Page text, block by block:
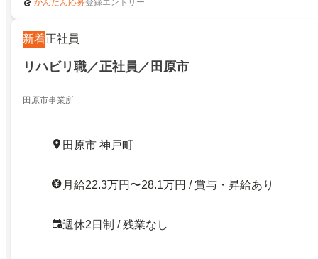
かんたん応募
新着正社員
リハビリ職／正社員／田原市
田原市事業所
田原市 神戸町
月給22.3万円〜28.1万円 / 賞与・昇給あり
週休2日制 / 残業なし